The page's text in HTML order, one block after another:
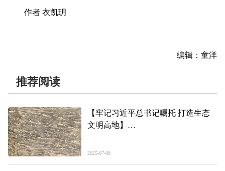
作者 衣凯玥
编辑：童洋
推荐阅读
【牢记习近平总书记嘱托 打造生态
文明高地】
2025-07-08